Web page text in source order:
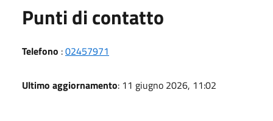
Punti di contatto
Telefono :02457971
Ultimo aggiornamento: 11 giugno 2026, 11:02